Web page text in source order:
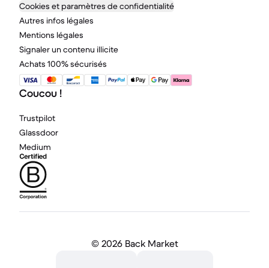
Cookies et paramètres de confidentialité
Autres infos légales
Mentions légales
Signaler un contenu illicite
Achats 100% sécurisés
Coucou !
Trustpilot
Glassdoor
Medium
© 2026 Back Market